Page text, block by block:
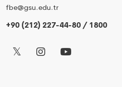
fbe@gsu.edu.tr
+90 (212) 227-44-80 / 1800